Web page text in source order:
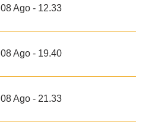
08 Ago - 12.33
08 Ago - 19.40
08 Ago - 21.33